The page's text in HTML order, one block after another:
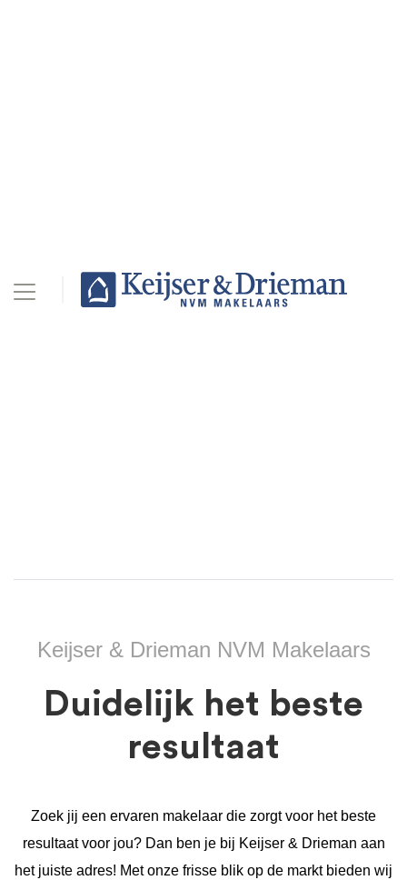
Keijser & Drieman NVM Makelaars
Duidelijk het beste
resultaat
Zoek jij een ervaren makelaar die zorgt voor het beste
resultaat voor jou? Dan ben je bij Keijser & Drieman aan
het juiste adres! Met onze frisse blik op de markt bieden wij